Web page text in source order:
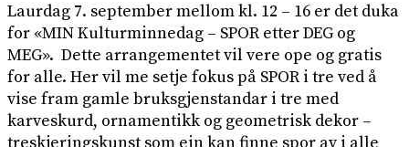
Laurdag 7. september mellom kl. 12 – 16 er det duka
for «MIN Kulturminnedag – SPOR etter DEG og
MEG». Dette arrangementet vil vere ope og gratis
for alle. Her vil me setje fokus på SPOR i tre ved å
vise fram gamle bruksgjenstandar i tre med
karveskurd, ornamentikk og geometrisk dekor –